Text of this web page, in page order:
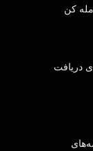
کن
دریافت